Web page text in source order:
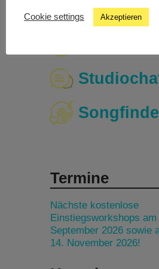
Termine
Nächste kostenlose
Einstiegsworkshops am
September 2026 sowie
14. November 2026!
Cookie settings Akzeptieren